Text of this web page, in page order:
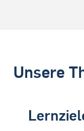
Unsere